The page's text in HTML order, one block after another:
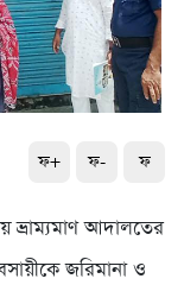
ফ+ ফ- ফ
ভ্রাম্যমাণ আদালতের
জরিমানা ও